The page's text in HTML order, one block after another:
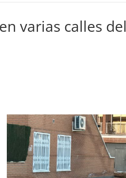
varias calles del